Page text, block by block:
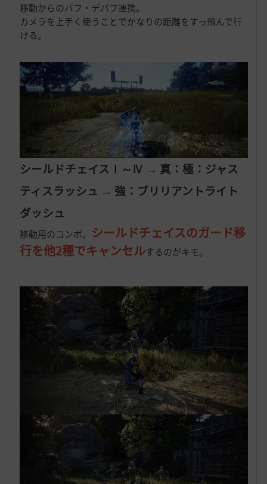
移動からのバフ・デバフ連携。
カメラを上手く使うことでかなりの距離をすっ飛んで行
ける。
シールドチェイスⅠ～Ⅳ → 真：極：ジャス
ティスラッシュ → 強：ブリリアントライト
ダッシュ
移動用のコンボ。 シールドチェイスのガード移
行を他2種でキャンセルするのがキモ。